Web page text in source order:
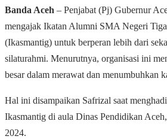
Banda Aceh – Penjabat (Pj) Gubernur
mengajak Ikatan Alumni SMA Negeri
(Ikasmantig) untuk berperan lebih dari
silaturahmi. Menurutnya, organisasi ini
besar dalam merawat dan menumbuhkan
Hal ini disampaikan Safrizal saat
Ikasmantig di aula Dinas Pendidikan
2024.